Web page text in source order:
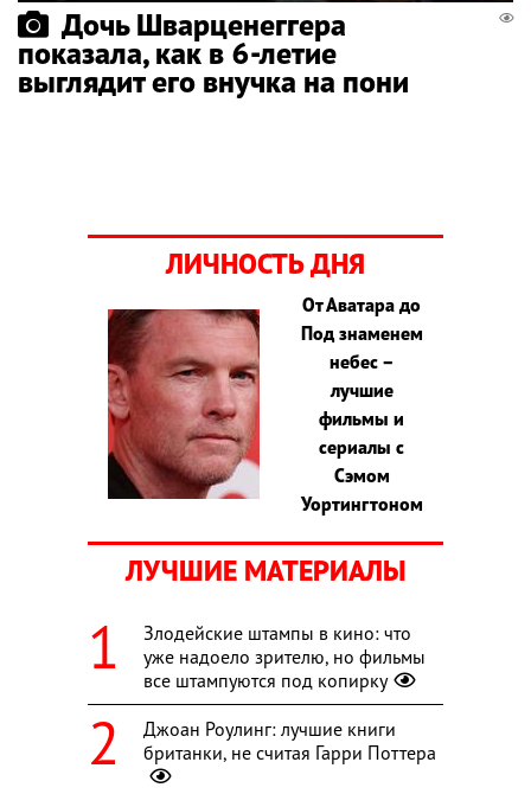
Дочь Шварценеггера
показала, как в 6-летие
выглядит его внучка на пони
ЛИЧНОСТЬ ДНЯ
От Аватара до
Под знаменем
небес –
лучшие
фильмы и
сериалы с
Сэмом
Уортингтоном
ЛУЧШИЕ МАТЕРИАЛЫ
Злодейские штампы в кино: что
уже надоело зрителю, но фильмы
все штампуются под копирку
Джоан Роулинг: лучшие книги
британки, не считая Гарри Поттера